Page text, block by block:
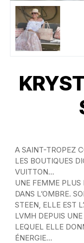
A SAINT-TROPEZ
LES BOUTIQUES
VUITTON…
UNE FEMME
DANS L’OMBRE.
STEEN, ELLE EST
LVMH DEPUIS
LEQUEL ELLE
ÉNERGIE…